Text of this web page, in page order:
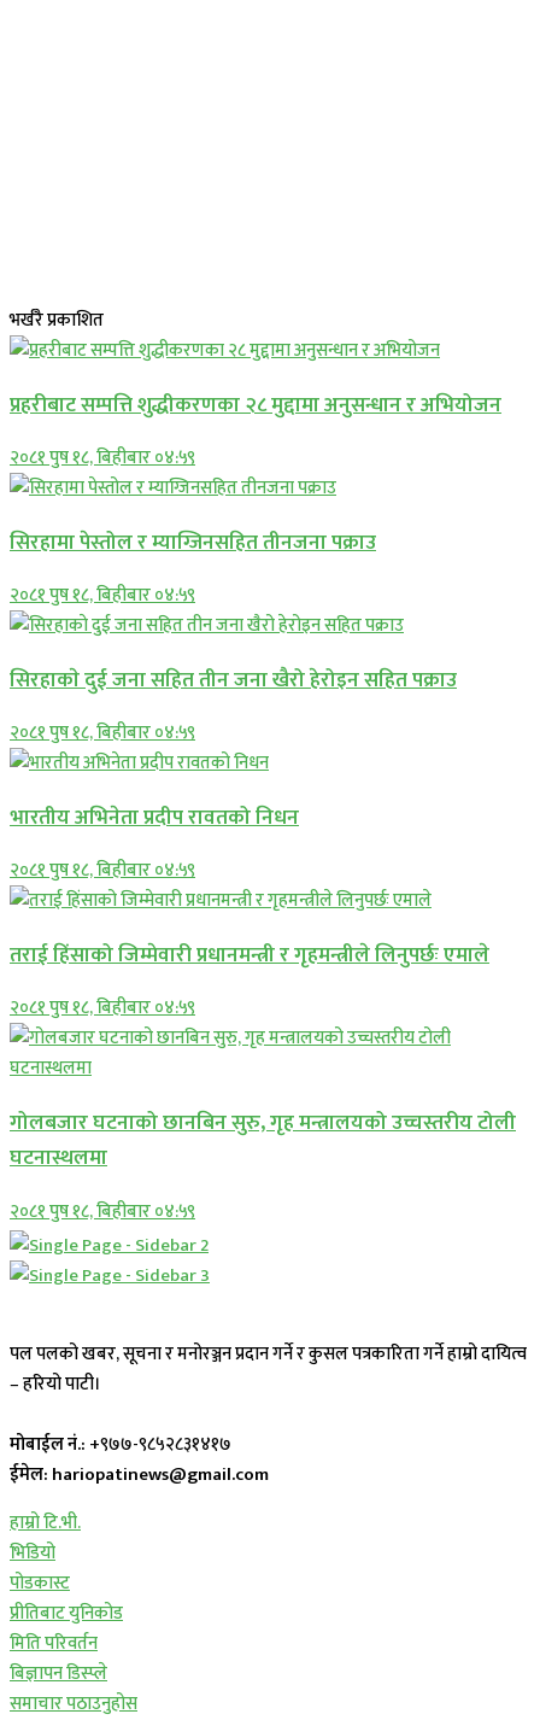
भर्खरै प्रकाशित
प्रहरीबाट सम्पत्ति शुद्धीकरणका २८ मुद्दामा अनुसन्धान र अभियोजन
२०८१ पुष १८, बिहीबार ०४:५९
सिरहामा पेस्तोल र म्याग्जिनसहित तीनजना पक्राउ
२०८१ पुष १८, बिहीबार ०४:५९
सिरहाकाे दुई जना सहित तीन जना खैरो हेरोइन सहित पक्राउ
२०८१ पुष १८, बिहीबार ०४:५९
भारतीय अभिनेता प्रदीप रावतको निधन
२०८१ पुष १८, बिहीबार ०४:५९
तराई हिंसाको जिम्मेवारी प्रधानमन्त्री र गृहमन्त्रीले लिनुपर्छः एमाले
२०८१ पुष १८, बिहीबार ०४:५९
गोलबजार घटनाको छानबिन सुरु, गृह मन्त्रालयको उच्चस्तरीय टोली
घटनास्थलमा
२०८१ पुष १८, बिहीबार ०४:५९
पल पलको खबर, सूचना र मनोरञ्जन प्रदान गर्ने र कुसल पत्रकारिता गर्ने हाम्रो दायित्व
– हरियो पाटी।
मोबाईल नं.: +९७७-९८५२८३१४१७
ईमेल: hariopatinews@gmail.com
हाम्रो टि.भी.
भिडियो
पोडकास्ट
प्रीतिबाट युनिकोड
मिति परिवर्तन
बिज्ञापन डिस्प्ले
समाचार पठाउनुहोस